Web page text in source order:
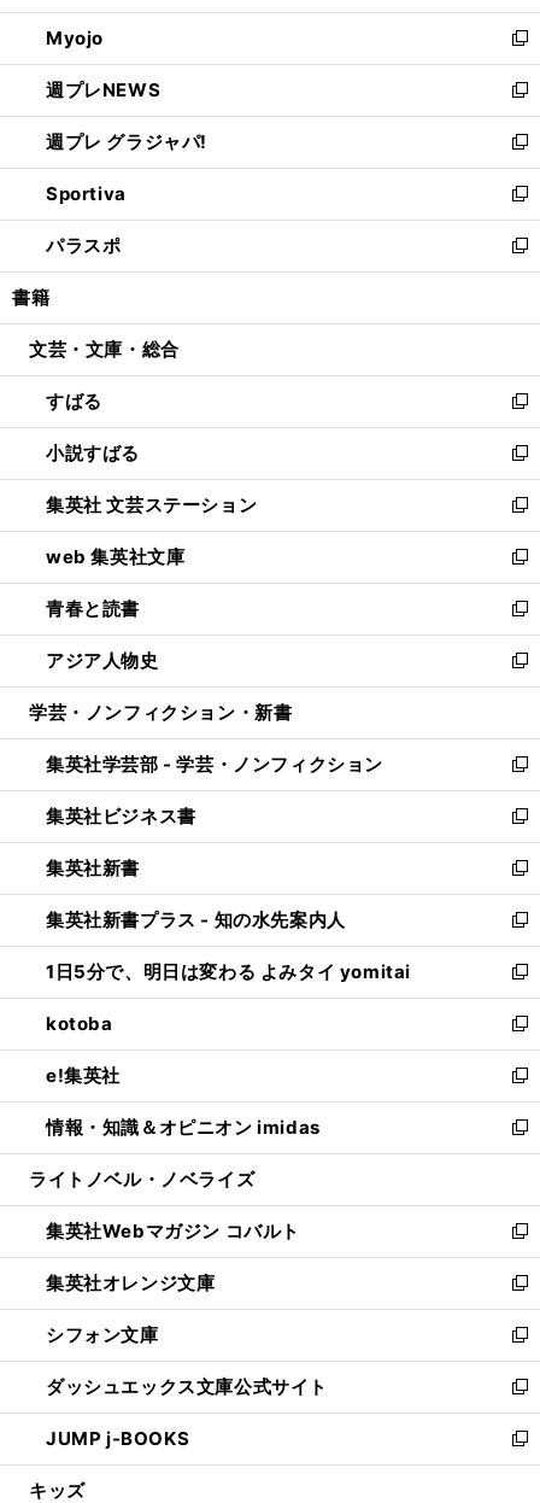
開
く
ウ
で
開
く
ン
ド
ウ
で
開
く
ウ
ィ
ン
ド
ウ
で
開
く
Myojo
新
し
い
ウ
ィ
ン
ド
ウ
で
開
週プレNEWS
新
し
い
ウ
ィ
ン
ド
ウ
開
週プレ グラジャパ!
新
し
い
ウ
ィ
ン
ウ
開
く
Sportiva
新
し
い
ウ
ン
ウ
で
開
く
パラスポ
新
し
ウ
ン
ド
ウ
で
開
く
書籍
文芸・文庫・総合
すばる
新
し
い
ウ
ィ
ン
ド
ウ
で
開
く
小説すばる
新
し
い
ウ
ィ
ン
ド
ウ
で
開
集英社 文芸ステーション
新
し
い
ウ
ィ
ン
ド
ウ
開
く
web 集英社文庫
新
し
い
ウ
ィ
ン
ウ
で
開
く
青春と読書
新
し
い
ウ
ン
ド
ウ
で
開
く
アジア人物史
新
し
ウ
ィ
ン
ド
ウ
で
開
く
学芸・ノンフィクション・新書
集英社学芸部 - 学芸・ノンフィクション
新
し
い
ウ
ィ
ン
ド
ウ
で
開
く
集英社ビジネス書
新
し
い
ウ
ィ
ン
ド
ウ
で
開
く
集英社新書
新
し
い
ウ
ィ
ン
ド
ウ
で
開
く
集英社新書プラス - 知の水先案内人
新
し
い
ウ
ィ
ン
ド
ウ
で
開
1日5分で、明日は変わる よみタイ yomitai
新
し
い
ウ
ィ
ン
ド
ウ
開
く
kotoba
新
し
い
ウ
ィ
ン
ウ
で
開
く
e!集英社
新
し
い
ウ
ン
ド
ウ
で
開
く
情報・知識＆オピニオン imidas
新
し
ウ
ィ
ン
ド
ウ
で
開
く
ライトノベル・ノベライズ
集英社Webマガジン コバルト
新
し
い
ウ
ィ
ン
ド
ウ
で
開
集英社オレンジ文庫
新
し
い
ウ
ィ
ン
ド
ウ
シフォン文庫
新
し
い
ウ
ィ
ン
ダッシュエックス文庫公式サイト
新
し
い
ウ
JUMP j-BOOKS
新
し
キッズ